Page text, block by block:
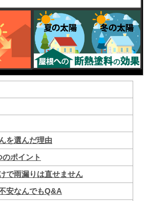
を選んだ理由
ポイント
で雨漏りは直せません
安なんでもQ&A